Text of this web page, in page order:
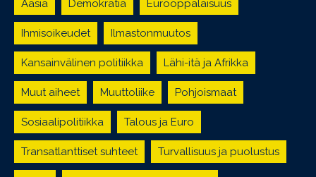
Aasia Demokratia Eurooppalaisuus
Ihmisoikeudet Ilmastonmuutos
Kansainvälinen politiikka Lähi-itä ja Afrikka
Muut aiheet Muuttoliike Pohjoismaat
Sosiaalipolitiikka Talous ja Euro
Transatlanttiset suhteet Turvallisuus ja puolustus